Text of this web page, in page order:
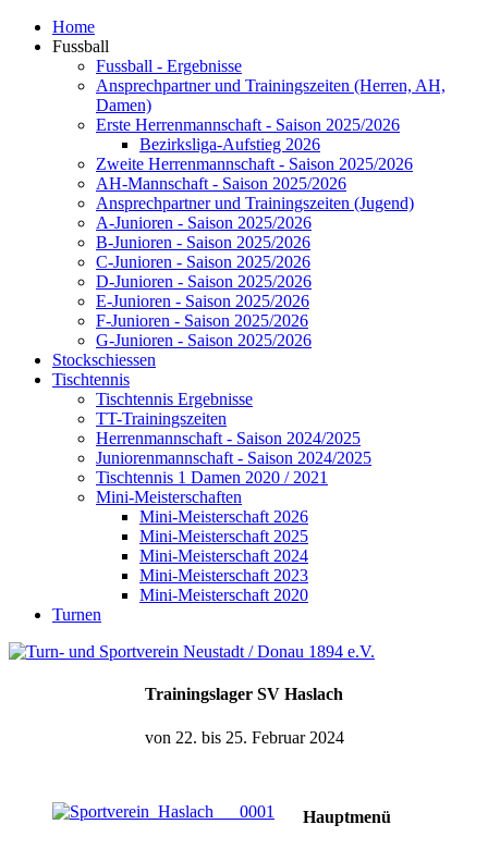
Home
Fussball
Fussball - Ergebnisse
Ansprechpartner und Trainingszeiten (Herren, AH,
Damen)
Erste Herrenmannschaft - Saison 2025/2026
Bezirksliga-Aufstieg 2026
Zweite Herrenmannschaft - Saison 2025/2026
AH-Mannschaft - Saison 2025/2026
Ansprechpartner und Trainingszeiten (Jugend)
A-Junioren - Saison 2025/2026
B-Junioren - Saison 2025/2026
C-Junioren - Saison 2025/2026
D-Junioren - Saison 2025/2026
E-Junioren - Saison 2025/2026
F-Junioren - Saison 2025/2026
G-Junioren - Saison 2025/2026
Stockschiessen
Tischtennis
Tischtennis Ergebnisse
TT-Trainingszeiten
Herrenmannschaft - Saison 2024/2025
Juniorenmannschaft - Saison 2024/2025
Tischtennis 1 Damen 2020 / 2021
Mini-Meisterschaften
Mini-Meisterschaft 2026
Mini-Meisterschaft 2025
Mini-Meisterschaft 2024
Mini-Meisterschaft 2023
Mini-Meisterschaft 2020
Turnen
Trainingslager SV Haslach
von 22. bis 25. Februar 2024
Hauptmenü